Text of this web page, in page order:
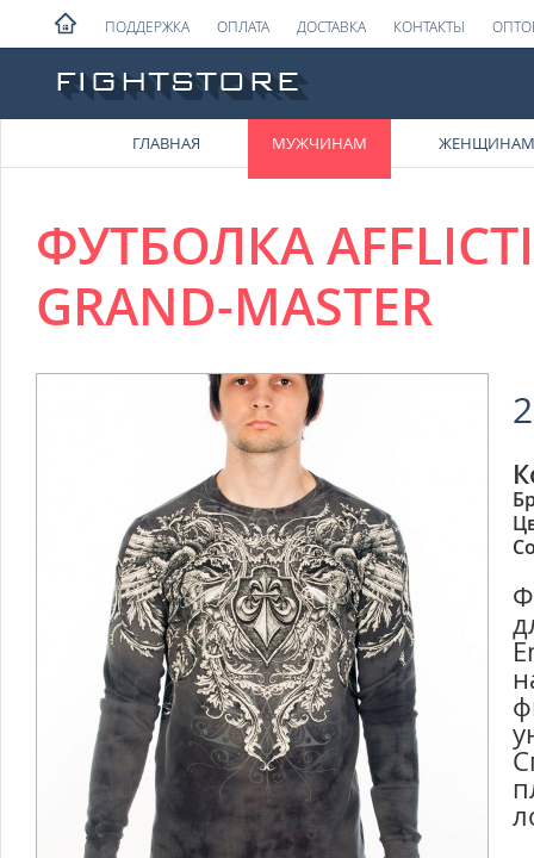
ПОДДЕРЖКА ОПЛАТА ДОСТАВКА КОНТАКТЫ
ГЛАВНАЯ МУЖЧИНАМ ЖЕНЩИНАМ
ФУТБОЛКА
GRAND-MASTER